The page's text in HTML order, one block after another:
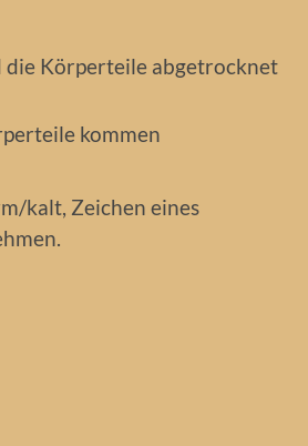
die Körperteile abgetrocknet
kommen
kalt, Zeichen eines